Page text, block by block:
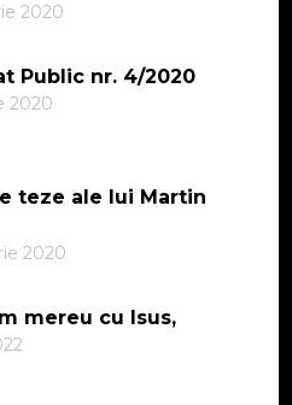
2020
Public nr. 4/2020
2020
teze ale lui Martin
2020
mereu cu Isus,